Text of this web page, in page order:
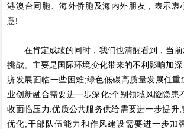
港澳台同胞、海外侨胞及海内外朋友，表示衷
意!
在肯定成绩的同时，我们也清醒看到，当前
挑战。主要是国际环境变化带来的不利影响加
济发展面临一些困难;绿色低碳高质量发展任重
业创新融合需要进一步深化;个别领域风险隐患
收面临压力;优质公共服务供给需要进一步提升
优化;干部队伍能力和作风建设需要进一步加